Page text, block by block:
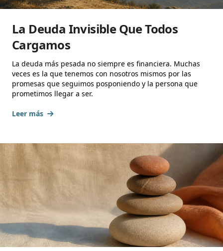
La Deuda Invisible Que Todos
Cargamos
La deuda más pesada no siempre es financiera. Muchas
veces es la que tenemos con nosotros mismos por las
promesas que seguimos posponiendo y la persona que
prometimos llegar a ser.
Leer más